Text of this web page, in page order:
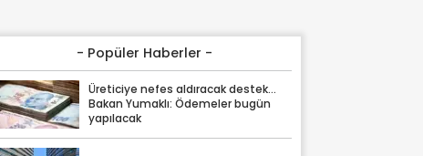
- Popüler Haberler -
Üreticiye nefes aldıracak destek...
Bakan Yumaklı: Ödemeler bugün
yapılacak